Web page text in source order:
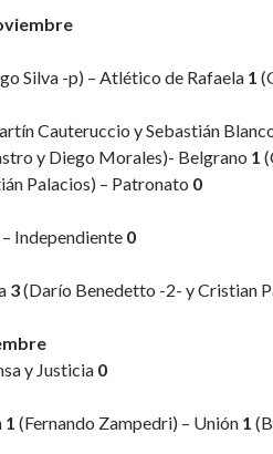
Silva -p) – Atlético de Rafaela 1
Cauteruccio y Sebastián
y Diego Morales)- Belgrano 1
Palacios) – Patronato 0
– Independiente 0
3(Darío Benedetto -2- y Cristian
y Justicia 0
1 (Fernando Zampedri) – Unión 1